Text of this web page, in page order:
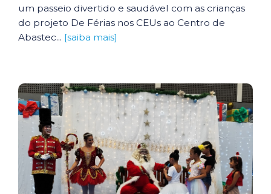
um passeio divertido e saudável com as crianças
do projeto De Férias nos CEUs ao Centro de
Abastec... [saiba mais]